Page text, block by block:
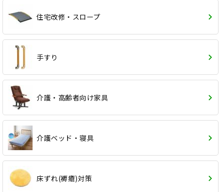
住宅改修・スロープ
手すり
介護・高齢者向け家具
介護ベッド・寝具
床ずれ(褥瘡)対策